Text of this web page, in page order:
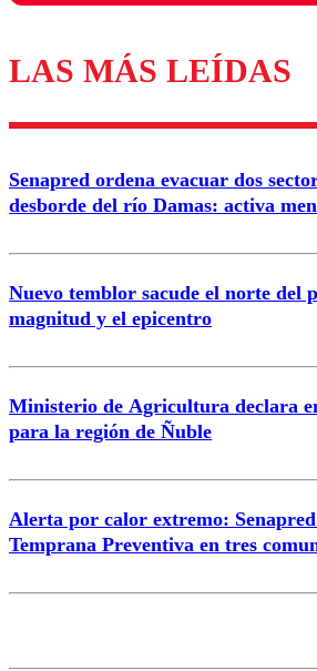
Los comentarios son moderados
diálogo respetuoso.
Nombre
Correo
LAS MÁS LEÍDAS
Senapred ordena evacuar dos
desborde del río Damas: activa
Nuevo temblor sacude el norte del
magnitud y el epicentro
Ministerio de Agricultura declara
para la región de Ñuble
Alerta por calor extremo:
Temprana Preventiva en tres